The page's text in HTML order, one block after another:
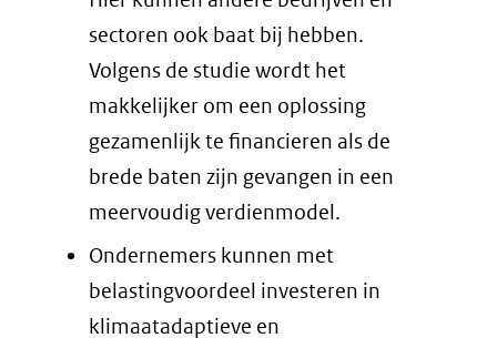
sectoren ook baat bij hebben.
Volgens de studie wordt het
makkelijker om een oplossing
gezamenlijk te financieren als de
brede baten zijn gevangen in een
meervoudig verdienmodel.
Ondernemers kunnen met
belastingvoordeel investeren in
klimaatadaptieve en